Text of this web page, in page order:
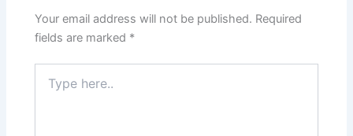
Your email address will not be published. Required
fields are marked *
here..